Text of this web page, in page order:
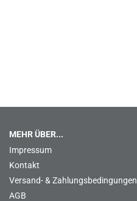
MEHR ÜBER...
Impressum
Kontakt
Versand- & Zahlungsbedingungen
AGB